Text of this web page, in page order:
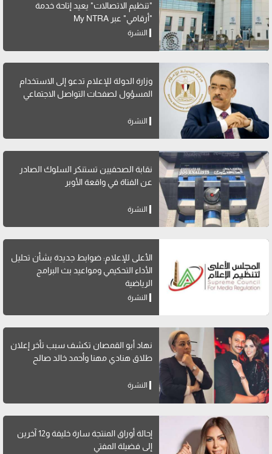
"تنظيم الاتصالات" يعيد إتاحة خدمة
"أرقامي" عبر My NTRA
النشرة
وزارة الدولة للإعلام تدعو إلى الاستخدام
المسؤول لصفحات التواصل الاجتماعي
النشرة
نقابة الصحفيين تستنكر السلوك الصادر
عن الفتاة في واقعة الأوبر
النشرة
الأعلى للإعلام: ضوابط جديدة بشأن تحليل
الأداء التحكيمي ومواعيد بث البرامج
الرياضية
النشرة
نهاد أبو القمصان تكشف سبب تأخر إعلان
طلاق هنادي مهنا وأحمد خالد صالح
النشرة
إحالة أوراق المنتجة سارة خليفة و12 آخرين
إلى فضيلة المفتي